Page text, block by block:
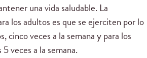
una vida saludable. La
los adultos es que se ejerciten por lo
cinco veces a la semana y para los
veces a la semana.